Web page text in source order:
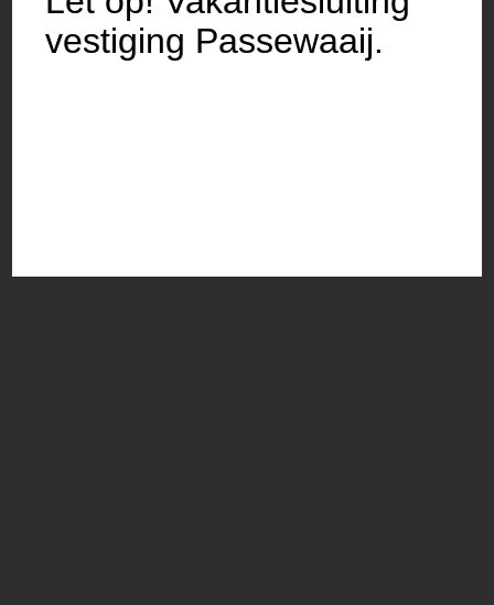
vestiging Passewaaij.